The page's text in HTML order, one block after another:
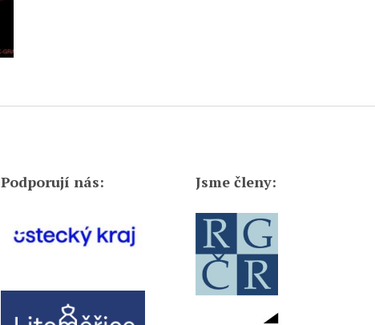
Podporují nás: Jsme členy: